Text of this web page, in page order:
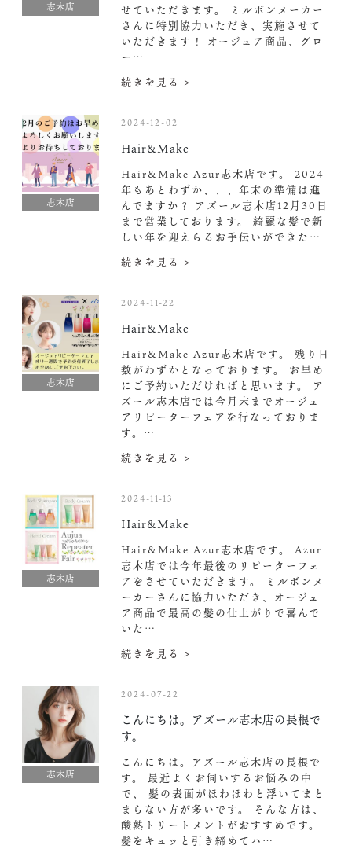
志木店
せていただきます。 ミルボンメーカー
さんに特別協力いただき、実施させて
いただきます！ オージュア商品、グロ
ー…
続きを見る >
志木店
2024-12-02
Hair&Make
Hair&Make Azur志木店です。 2024
年もあとわずか、、、年末の準備は進
んでますか？ アズール志木店12月30日
まで営業しております。 綺麗な髪で新
しい年を迎えらるお手伝いができた…
続きを見る >
志木店
2024-11-22
Hair&Make
Hair&Make Azur志木店です。 残り日
数がわずかとなっております。 お早め
にご予約いただければと思います。 ア
ズール志木店では今月末までオージュ
アリピーターフェアを行なっておりま
す。…
続きを見る >
志木店
2024-11-13
Hair&Make
Hair&Make Azur志木店です。 Azur
志木店では今年最後のリピーターフェ
アをさせていただきます。 ミルボンメ
ーカーさんに協力いただき、オージュ
ア商品で最高の髪の仕上がりで喜んで
いた…
続きを見る >
志木店
2024-07-22
こんにちは。アズール志木店の長根で
す。
こんにちは。アズール志木店の長根で
す。 最近よくお伺いするお悩みの中
で、 髪の表面がほわほわと浮いてまと
まらない方が多いです。 そんな方は、
酸熱トリートメントがおすすめです。
髪をキュッと引き締めてハ…